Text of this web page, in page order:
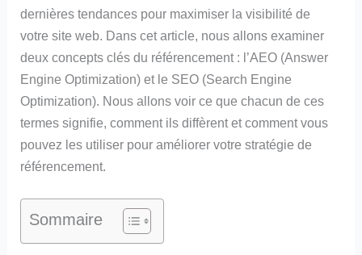
dernières tendances pour maximiser la visibilité de
votre site web. Dans cet article, nous allons examiner
deux concepts clés du référencement : l’AEO (Answer
Engine Optimization) et le SEO (Search Engine
Optimization). Nous allons voir ce que chacun de ces
termes signifie, comment ils diffèrent et comment vous
pouvez les utiliser pour améliorer votre stratégie de
référencement.
Sommaire